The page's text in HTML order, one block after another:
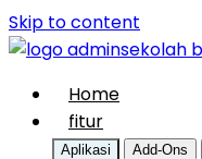
Skip to content
Home
fitur
Aplikasi Add-Ons